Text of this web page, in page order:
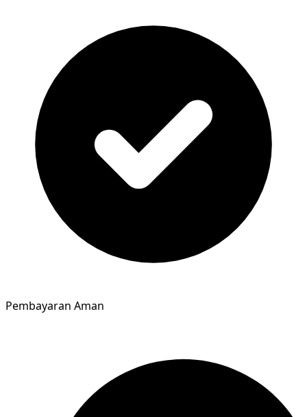
Pembayaran Aman